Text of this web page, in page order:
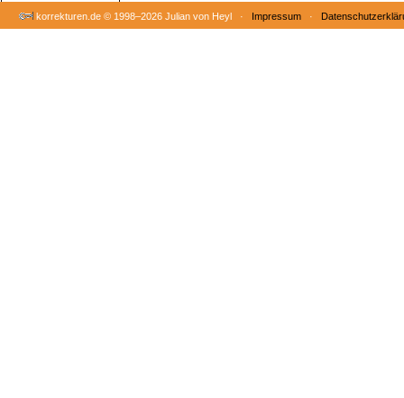
korrekturen.de © 1998–2026 Julian von Heyl · Impressum ·